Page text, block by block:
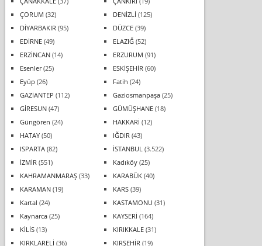
ÇORUM (32) DENİZLİ (125)
DİYARBAKIR (95) DÜZCE(39)
EDİRNE(49) ELAZIĞ(52)
ERZİNCAN(14) ERZURUM (91)
Esenler(25) ESKİŞEHİR (60)
Eyüp (26) Fatih (24)
GAZİANTEP (112) Gaziosmanpaşa(25)
GİRESUN(47) GÜMÜŞHANE(18)
Güngören (24) HAKKARİ (12)
HATAY(50) IĞDIR (43)
ISPARTA(82) İSTANBUL (3.522)
İZMİR (551) Kadıköy(25)
KAHRAMANMARAŞ(33) KARABÜK(40)
KARAMAN(19) KARS(39)
Kartal (24) KASTAMONU (31)
Kaynarca(25) KAYSERİ (164)
KİLİS(13) KIRIKKALE(31)
KIRKLARELİ (36) KIRŞEHİR (19)